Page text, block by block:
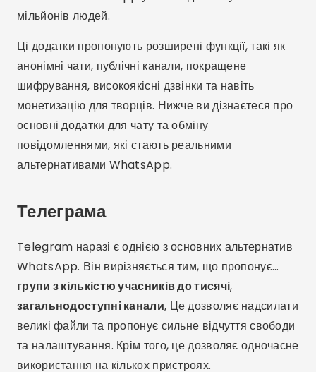
мільйонів людей.
Ці додатки пропонують розширені функції, такі як
анонімні чати, публічні канали, покращене
шифрування, високоякісні дзвінки та навіть
монетизацію для творців. Нижче ви дізнаєтеся про
основні додатки для чату та обміну
повідомленнями, які стають реальними
альтернативами WhatsApp.
Телеграма
Telegram наразі є однією з основних альтернатив
WhatsApp. Він вирізняється тим, що пропонує...
групи з кількістю учасників до тисячі,
загальнодоступні канали, Це дозволяє надсилати
великі файли та пропонує сильне відчуття свободи
та налаштування. Крім того, це дозволяє одночасне
використання на кількох пристроях.